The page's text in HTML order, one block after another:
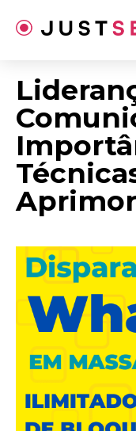
para